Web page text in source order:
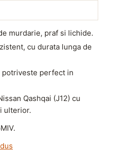
murdarie, praf si lichide.
cu durata lunga de
potriveste perfect in
Qashqai (J12) cu
ulterior.